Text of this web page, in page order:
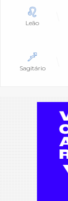
Leão
Sagitário